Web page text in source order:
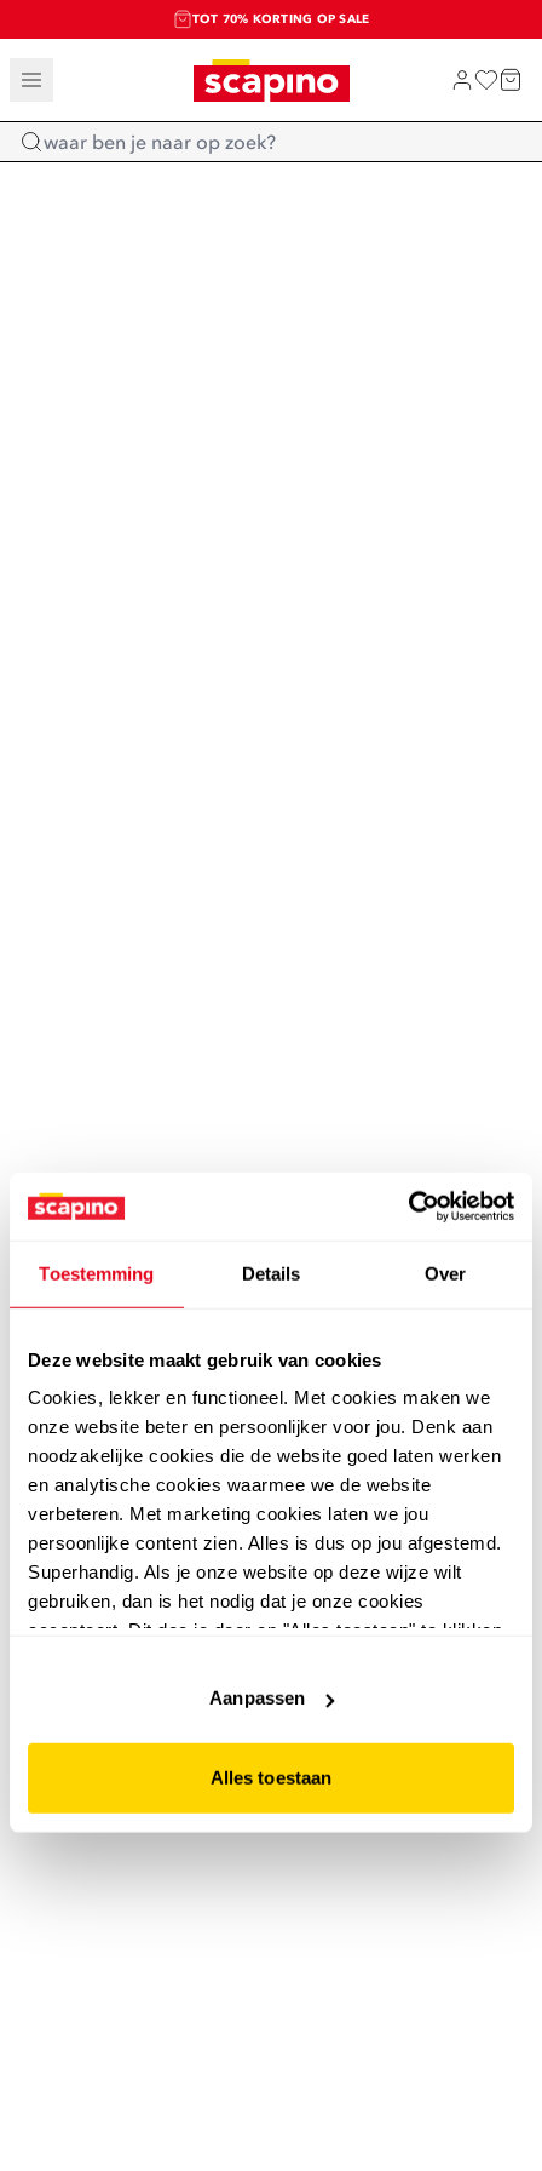
Toestemming Details Over
Deze website maakt gebruik van cookies
Cookies, lekker en functioneel. Met cookies maken we
onze website beter en persoonlijker voor jou. Denk aan
noodzakelijke cookies die de website goed laten werken
en analytische cookies waarmee we de website
verbeteren. Met marketing cookies laten we jou
persoonlijke content zien. Alles is dus op jou afgestemd.
Superhandig. Als je onze website op deze wijze wilt
gebruiken, dan is het nodig dat je onze cookies
accepteert. Dit doe je door op "Alles toestaan" te klikken.
website niet optimaal functioneert.
Aanpassen
Alles toestaan
TOT 70% KORTING OP SALE
SALE: LAATSTE KANS!
SHOP NIEUW
Home